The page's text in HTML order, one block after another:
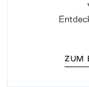
ZUM